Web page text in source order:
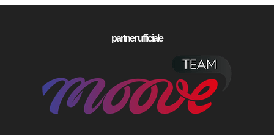
partner ufficiale